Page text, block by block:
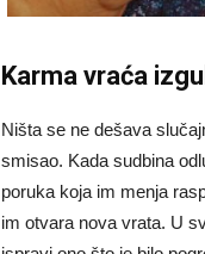
Karma vraća
Ništa se ne dešava
smisao. Kada sudbina
poruka koja im menja
im otvara nova vrata. U